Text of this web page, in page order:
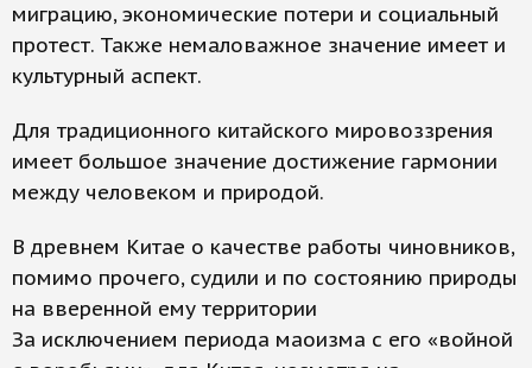
миграцию, экономические потери и социальный
протест. Также немаловажное значение имеет и
культурный аспект.
Для традиционного китайского мировоззрения
имеет большое значение достижение гармонии
между человеком и природой.
В древнем Китае о качестве работы чиновников,
помимо прочего, судили и по состоянию природы
на вверенной ему территории
За исключением периода маоизма с его «войной